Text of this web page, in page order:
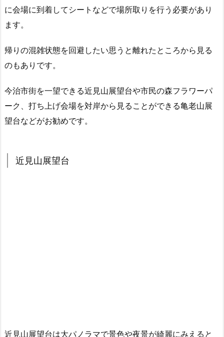
に会場に到着してシートなどで場所取りを行う必要があり
ます。
帰りの混雑状態を回避したい思うと離れたところから見る
のもありです。
今治市街を一望できる近見山展望台や市民の森フラワーパ
ーク、打ち上げ会場を対岸から見ることができる亀老山展
望台などがお勧めです。
近見山展望台
近見山展望台は大パノラマで景色や夜景が綺麗にみえると